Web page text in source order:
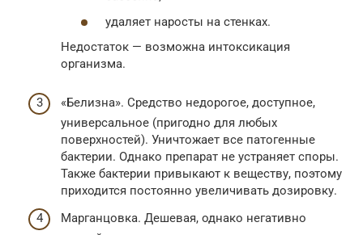
удаляет наросты на стенках.
Недостаток — возможна интоксикация
организма.
«Белизна». Средство недорогое, доступное,
универсальное (пригодно для любых
поверхностей). Уничтожает все патогенные
бактерии. Однако препарат не устраняет споры.
Также бактерии привыкают к веществу, поэтому
приходится постоянно увеличивать дозировку.
Марганцовка. Дешевая, однако негативно